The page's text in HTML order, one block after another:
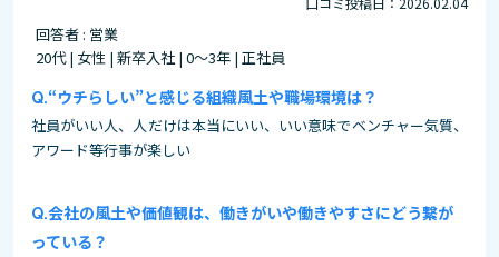
回答者 : 営業
20代 | 女性 | 新卒入社 | 0～3年 | 正社員
“ウチらしい”と感じる組織風土や職場環境は？
社員がいい人、人だけは本当にいい、いい意味でベンチャー気質、
アワード等行事が楽しい
会社の風土や価値観は、働きがいや働きやすさにどう繋が
っている？